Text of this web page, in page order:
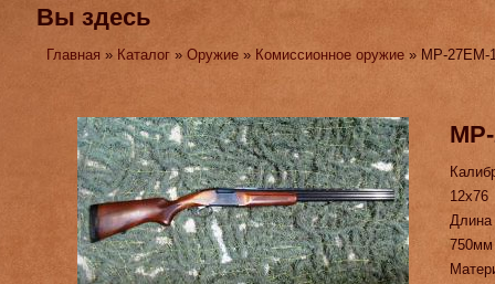
Вы здесь
Главная » Каталог »Оружие » Комиссионное оружие » МР-27ЕМ-
12х76
750мм